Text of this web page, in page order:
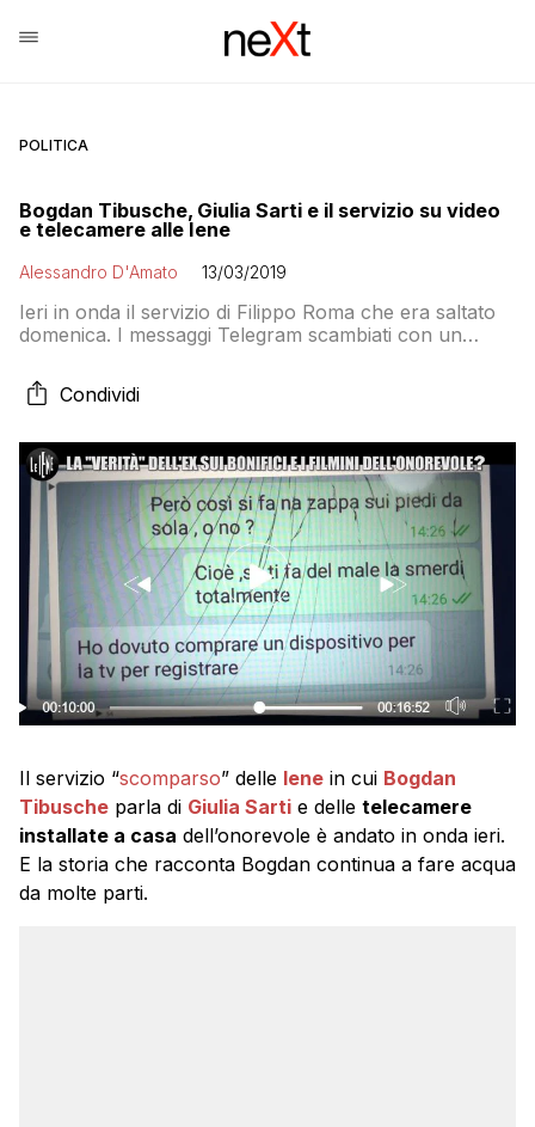
POLITICA
Bogdan Tibusche, Giulia Sarti e il servizio su video
e telecamere alle Iene
Alessandro D'Amato 13/03/2019
Ieri in onda il servizio di Filippo Roma che era saltato
domenica. I messaggi Telegram scambiati con un
registrati nella casa e in camera da letto
Condividi
Il servizio “scomparso” delle Iene in cui Bogdan
Tibusche parla di Giulia Sarti e delle telecamere
installate a casa dell’onorevole è andato in onda ieri.
E la storia che racconta Bogdan continua a fare acqua
da molte parti.